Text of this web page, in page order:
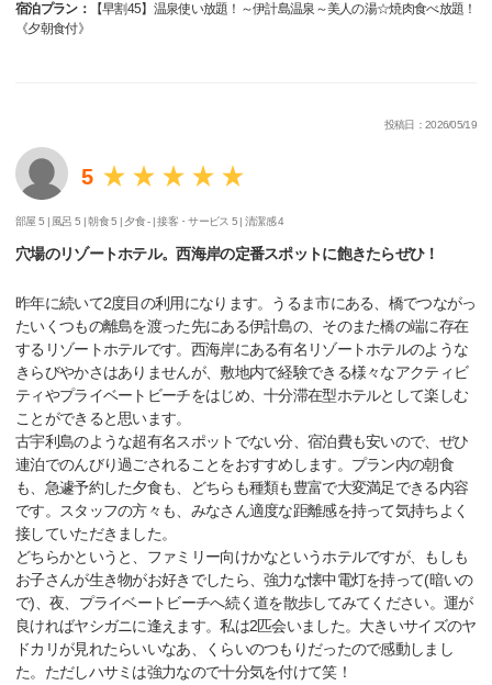
宿泊プラン：
【早割45】温泉使い放題！～伊計島温泉～美人の湯☆焼肉食べ放題！
《夕朝食付》
投稿日：2026/05/19
5
部屋 5 | 風呂 5 |朝食 5 | 夕食 - |接客・サービス 5 |清潔感 4
穴場のリゾートホテル。西海岸の定番スポットに飽きたらぜひ！
昨年に続いて2度目の利用になります。うるま市にある、橋でつながっ
たいくつもの離島を渡った先にある伊計島の、そのまた橋の端に存在
するリゾートホテルです。西海岸にある有名リゾートホテルのような
きらびやかさはありませんが、敷地内で経験できる様々なアクティビ
ティやプライベートビーチをはじめ、十分滞在型ホテルとして楽しむ
ことができると思います。
古宇利島のような超有名スポットでない分、宿泊費も安いので、ぜひ
連泊でのんびり過ごされることをおすすめします。プラン内の朝食
も、急遽予約した夕食も、どちらも種類も豊富で大変満足できる内容
です。スタッフの方々も、みなさん適度な距離感を持って気持ちよく
接していただきました。
どちらかというと、ファミリー向けかなというホテルですが、もしも
お子さんが生き物がお好きでしたら、強力な懐中電灯を持って(暗いの
で)、夜、プライベートビーチへ続く道を散歩してみてください。運が
良ければヤシガニに逢えます。私は2匹会いました。大きいサイズのヤ
ドカリが見れたらいいなあ、くらいのつもりだったので感動しまし
た。ただしハサミは強力なので十分気を付けて笑！